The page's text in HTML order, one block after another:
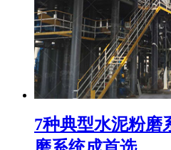
7种典型水泥粉磨